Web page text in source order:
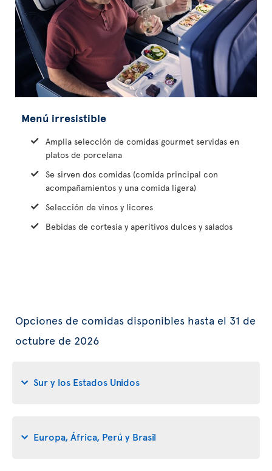
Menú irresistible
Amplia selección de comidas gourmet servidas en
platos de porcelana
Se sirven dos comidas (comida principal con
acompañamientos y una comida ligera)
Selección de vinos y licores
Bebidas de cortesía y aperitivos dulces y salados
Opciones de comidas disponibles hasta el 31 de
octubre de 2026
Sur y los Estados Unidos
Europa, África, Perú y Brasil